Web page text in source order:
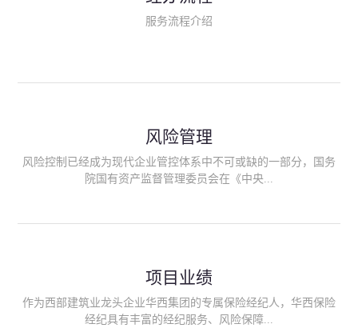
人责任险、首台套/首版次保险、科技保险等）；（三）传统财产
险产品；（六）保险招投标业务。随着业务的开展，华西经纪会
供专业、优质的保险经纪服务。
服务流程介绍
风险管理
风险控制已经成为现代企业管控体系中不可或缺的一部分，国务
院国有资产监督管理委员会在《中央...
能够为客户降低风险管理成本，提高经营效率；能够为企业提供
从风险评估、风险分析、风险防范、风险转移到灾后防损、索赔
等全方位、全过程、专家式的服务，拓展和深化由保险公司提供
项目业绩
作为西部建筑业龙头企业华西集团的专属保险经纪人，华西保险
经纪具有丰富的经纪服务、风险保障...